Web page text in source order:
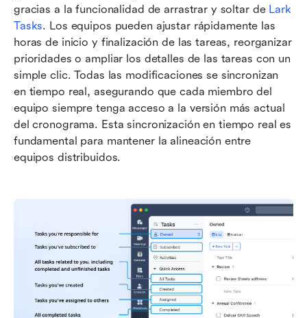
gracias a la funcionalidad de arrastrar y soltar de Lark
Tasks. Los equipos pueden ajustar rápidamente las
horas de inicio y finalización de las tareas, reorganizar
prioridades o ampliar los detalles de las tareas con un
simple clic. Todas las modificaciones se sincronizan
en tiempo real, asegurando que cada miembro del
equipo siempre tenga acceso a la versión más actual
del cronograma. Esta sincronización en tiempo real es
fundamental para mantener la alineación entre
equipos distribuidos.